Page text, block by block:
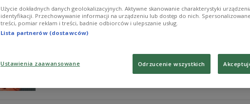
Dorastała w rodzinie, w której muzyka była obecna
czyli słynni Bracia Golec z Golec uOrkiestra, ale
siebie - mówi Maja Golec w Programie 1 Polskiego
Użycie dokładnych danych geolokalizacyjnych. Aktywne skanowanie charakterystyki
identyfikacji. Przechowywanie informacji na urządzeniu lub dostęp do nich.
treści, pomiar reklam i treści, badnie odbiorców i ulepszanie usług.
Lista partnerów (dostawców)
Ustawienia zaawansowane Odrzucenie wszystkich